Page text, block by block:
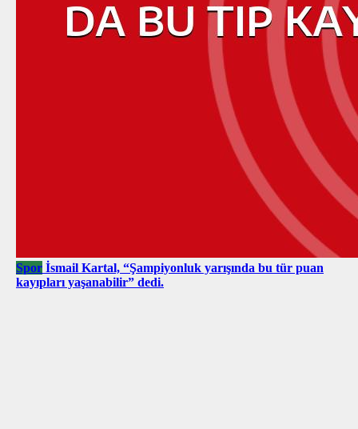
Spor İsmail Kartal, “Şampiyonluk yarışında bu tür puan
kayıpları yaşanabilir” dedi.